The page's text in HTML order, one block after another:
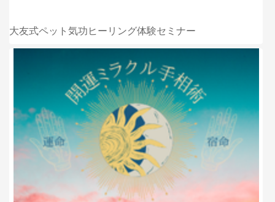
大友式ペット気功ヒーリング体験セミナー